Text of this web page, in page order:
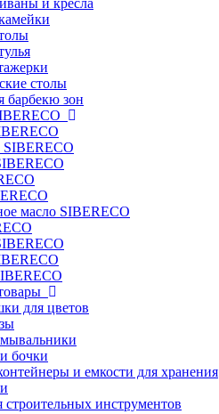
и кресла
столы
барбекю зон
SIBERECO
масло SIBERECO
для цветов
бочки
и емкости для хранения
инструментов